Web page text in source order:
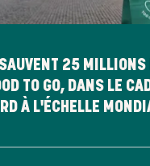
25 MILLIONS
TO GO, DANS LE
À L'ÉCHELLE